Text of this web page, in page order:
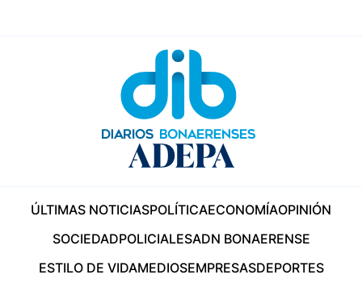
ÚLTIMAS NOTICIASPOLÍTICAECONOMÍAOPINIÓN
SOCIEDADPOLICIALESADN BONAERENSE
ESTILO DE VIDAMEDIOSEMPRESASDEPORTES